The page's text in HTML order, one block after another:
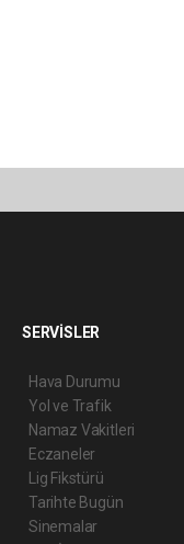
SERVİSLER
Hava Durumu
Yol ve Trafik
Namaz Vakitleri
Eczaneler
Lig Fikstürü
Tarihte Bugün
Sinemalar